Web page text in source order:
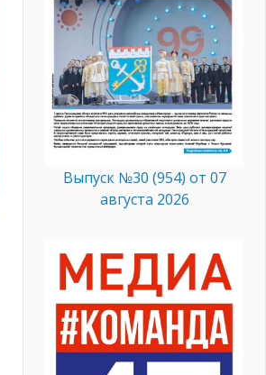
Выпуск №30 (954) от 07
августа 2026